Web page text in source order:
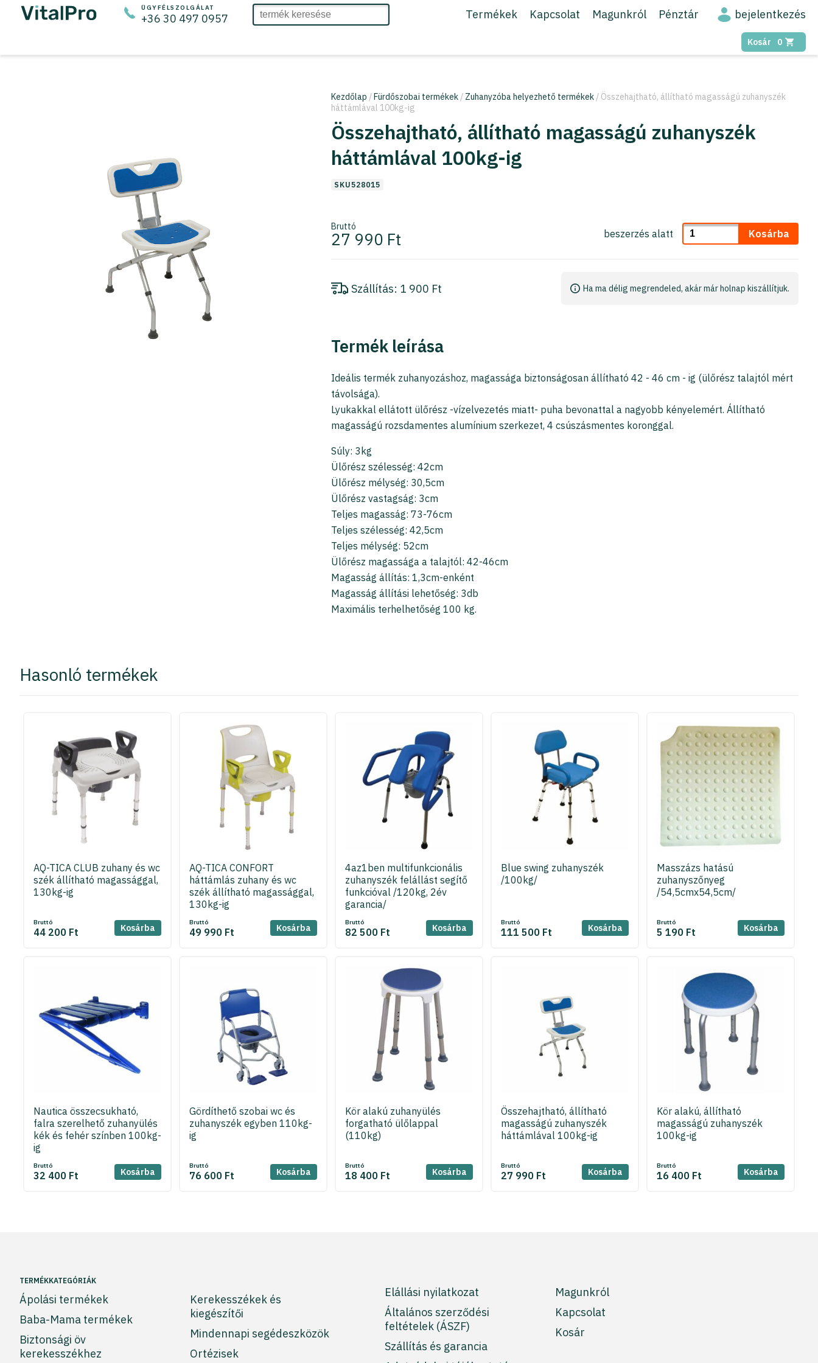
ÜGYFÉLSZOLGÁLAT
+36 30 497 0957 Termékek Kapcsolat Magunkról Pénztár bejelentkezés
Kosár 0
Kezdőlap /Fürdőszobai termékek / Zuhanyzóba helyezhető termékek / Összehajtható, állítható magasságú zuhanyszék
háttámlával 100kg-ig
Összehajtható, állítható magasságú zuhanyszék
háttámlával 100kg-ig
SKU528015
Bruttó
27 990 Ft beszerzés alatt Kosárba
Szállítás: 1 900 Ft Ha ma délig megrendeled, akár már holnap kiszállítjuk.
Termék leírása
Ideális termék zuhanyozáshoz, magassága biztonságosan állítható 42 - 46 cm - ig (ülőrész talajtól mért
távolsága).
Lyukakkal ellátott ülőrész -vízelvezetés miatt- puha bevonattal a nagyobb kényelemért. Állítható
magasságú rozsdamentes alumínium szerkezet, 4 csúszásmentes koronggal.
Súly: 3kg
Ülőrész szélesség: 42cm
Ülőrész mélység: 30,5cm
Ülőrész vastagság: 3cm
Teljes magasság: 73-76cm
Teljes szélesség: 42,5cm
Teljes mélység: 52cm
Ülőrész magassága a talajtól: 42-46cm
Magasság állítás: 1,3cm-enként
Magasság állítási lehetőség: 3db
Maximális terhelhetőség 100 kg.
Hasonló termékek
AQ-TICA CLUB zuhany és wc
szék állítható magassággal,
130kg-ig
Bruttó
44 200 Ft Kosárba
AQ-TICA CONFORT
háttámlás zuhany és wc
szék állítható magassággal,
130kg-ig
Bruttó
49 990 Ft Kosárba
4az1ben multifunkcionális
zuhanyszék felállást segítő
funkcióval /120kg, 2év
garancia/
Bruttó
82 500 Ft Kosárba
Blue swing zuhanyszék
/100kg/
Bruttó
111 500 Ft Kosárba
Masszázs hatású
zuhanyszőnyeg
/54,5cmx54,5cm/
Bruttó
5 190 Ft Kosárba
Nautica összecsukható,
falra szerelhető zuhanyülés
kék és fehér színben 100kg-
ig
Bruttó
32 400 Ft Kosárba
Gördíthető szobai wc és
zuhanyszék egyben 110kg-
ig
Bruttó
76 600 Ft Kosárba
Kör alakú zuhanyülés
forgatható ülőlappal
(110kg)
Bruttó
18 400 Ft Kosárba
Összehajtható, állítható
magasságú zuhanyszék
háttámlával 100kg-ig
Bruttó
27 990 Ft Kosárba
Kör alakú, állítható
magasságú zuhanyszék
100kg-ig
Bruttó
16 400 Ft Kosárba
TERMÉKKATEGÓRIÁK
Ápolási termékek
Baba-Mama termékek
Biztonsági öv
kerekesszékhez
Kerekesszékek és
kiegészítői
Mindennapi segédeszközök
Ortézisek
Elállási nyilatkozat
Általános szerződési
feltételek (ÁSZF)
Szállítás és garancia
Magunkról
Kapcsolat
Kosár